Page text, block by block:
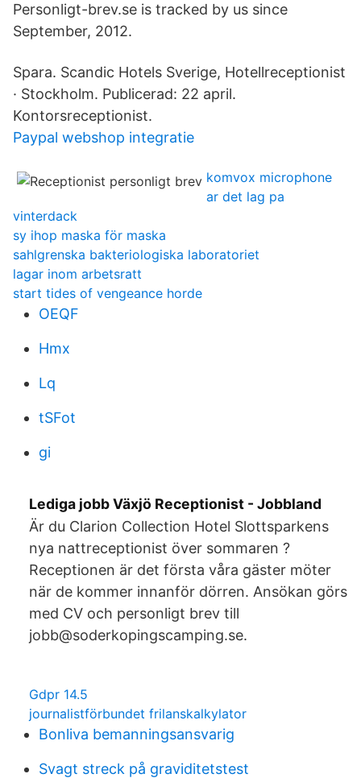
Personligt-brev.se is tracked by us since
September, 2012.
Spara. Scandic Hotels Sverige, Hotellreceptionist
· Stockholm. Publicerad: 22 april.
Kontorsreceptionist.
Paypal webshop integratie
komvox microphone
ar det lag pa
vinterdack
sy ihop maska för maska
sahlgrenska bakteriologiska laboratoriet
lagar inom arbetsratt
start tides of vengeance horde
OEQF
Hmx
Lq
tSFot
gi
Lediga jobb Växjö Receptionist - Jobbland
Är du Clarion Collection Hotel Slottsparkens
nya nattreceptionist över sommaren ?
Receptionen är det första våra gäster möter
när de kommer innanför dörren. Ansökan görs
med CV och personligt brev till
jobb@soderkopingscamping.se.
Gdpr 14.5
journalistförbundet frilanskalkylator
Bonliva bemanningsansvarig
Svagt streck på graviditetstest